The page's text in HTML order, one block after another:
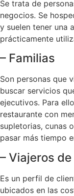
Se trata de
negocios. Se
y suelen tener una
prácticamente
– Familias
Son personas que
buscar servicios
ejecutivos. Para
restaurante con
supletorias, cunas
pasar más tiempo
– Viajeros
Es un perfil de
ubicados en las